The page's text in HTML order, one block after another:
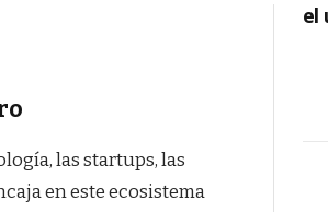
las startups, las
en este ecosistema
el